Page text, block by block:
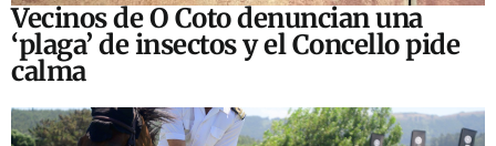
Vecinos de O Coto denuncian una
‘plaga’ de insectos y el Concello pide
calma